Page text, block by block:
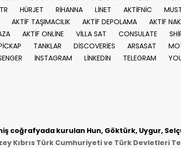
HÜRJET RİHANNA LİNET AKTİFNİC
AKTİF TAŞIMACILIK AKTİF DEPOLAMA AKTİF
AKTİF ONLİNE VİLLA SAT CONSULATE
TANKLAR DİSCOVERİES ARSASAT
İNSTAGRAM LİNKEDİN TELEGRAM
coğrafyada kurulan Hun, Göktürk, Uygur,
Kıbrıs Türk Cumhuriyeti ve Türk Devletleri